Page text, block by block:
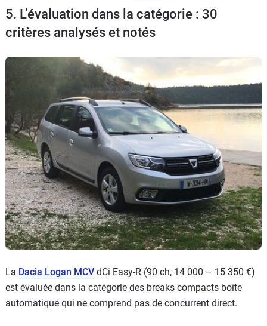
Flottes
Auto
Moto
Marques
5. L’évaluation dans la catégorie : 30
critères analysés et notés
La Dacia Logan MCV dCi Easy-R (90 ch, 14 000 – 15 350 €)
est évaluée dans la catégorie des breaks compacts boîte
automatique qui ne comprend pas de concurrent direct.